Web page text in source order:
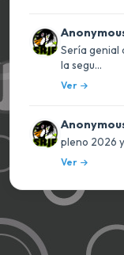
Sería genial
la segu...
Ver
pleno 2026
Ver